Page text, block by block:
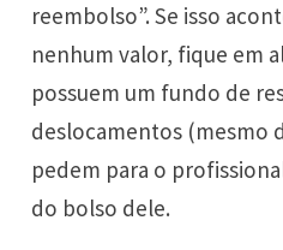
reembolso”. Se isso
nenhum valor, fique em
possuem um fundo de
deslocamentos (mesmo
pedem para o
do bolso dele.